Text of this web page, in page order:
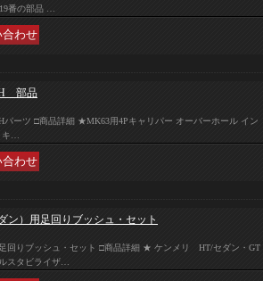
番の部品 …
部品
ーツ □商品詳細 ★MK63用4Pキャリパー オーバーホール イン
…
）用足回りブッシュ・セット
回りブッシュ・セット □商品詳細 ★ ケンメリ HT/セダン・GT
スタビライザ…